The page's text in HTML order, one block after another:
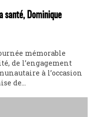
santé, Dominique
mémorable
de l’engagement
à l’occasion
de...